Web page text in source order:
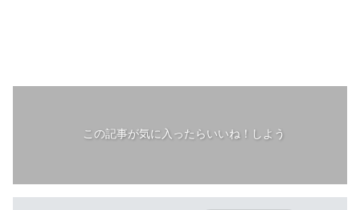
この記事が気に入ったらいいね！しよう